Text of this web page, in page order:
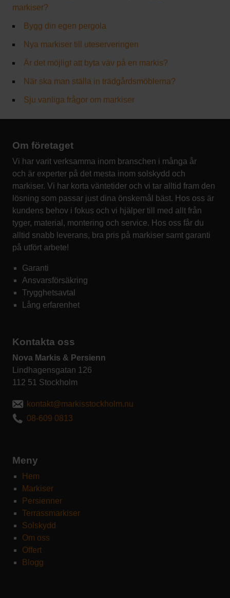
markiser?
Bygg din egen pergola
Nya markiser till uteserveringen
Är det möjligt att byta väv på en markis?
När ska man ställa in trädgårdsmöblerna?
Sju vanliga frågor om markiser
Om företaget
Vi har varit verksamma inom branschen i många år
och är experter på det mesta inom solskydd och
markiser. Vi har korta väntetider och vi tar alltid fram den
lösning som passar just dina önskemål bäst. Hos oss är
kundens behov i fokus och vi hjälper till med allt från
tyger, material, montering och service. Hos oss får du
alltid snabb leverans, bra pris på markiser samt garanti
på utfört arbete!
Garanti
Ansvarsförsäkring
Trygghetsavtal
Lång erfarenhet
Kontakta oss
Nova Markis & Persienn
Lindhagensgatan 126
112 51 Stockholm
kontakt@markisstockholm.nu
08-609 0813
Meny
Hem
Markiser
Persienner
Terrassmarkiser
Solskydd
Om oss
Offert
Blogg